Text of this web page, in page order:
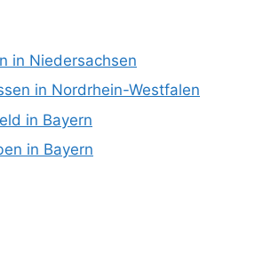
in Niedersachsen
in Nordrhein-Westfalen
in Bayern
in Bayern